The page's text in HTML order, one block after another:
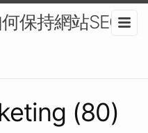
保持網站SEO
(80)